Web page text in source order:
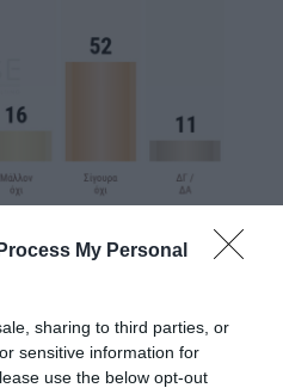
My Personal
sharing to third parties, or
sensitive information for
use the below opt-out